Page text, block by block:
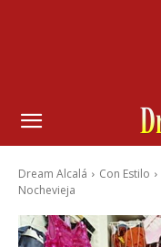
Dream Alcalá Con Estilo
Nochevieja